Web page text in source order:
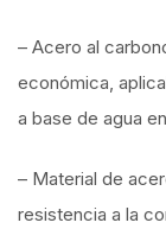
– Acero al
económica,
a base de agua
– Material de
resistencia a la